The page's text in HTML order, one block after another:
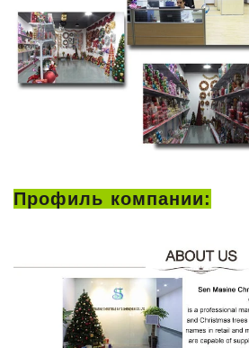
Профиль компании: